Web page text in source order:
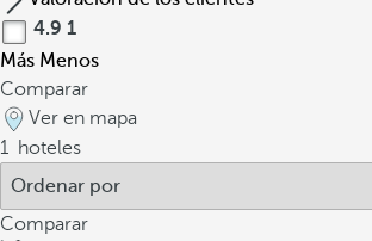
4.9 1
Más Menos
Comparar
Ver en mapa
1 hoteles
Comparar